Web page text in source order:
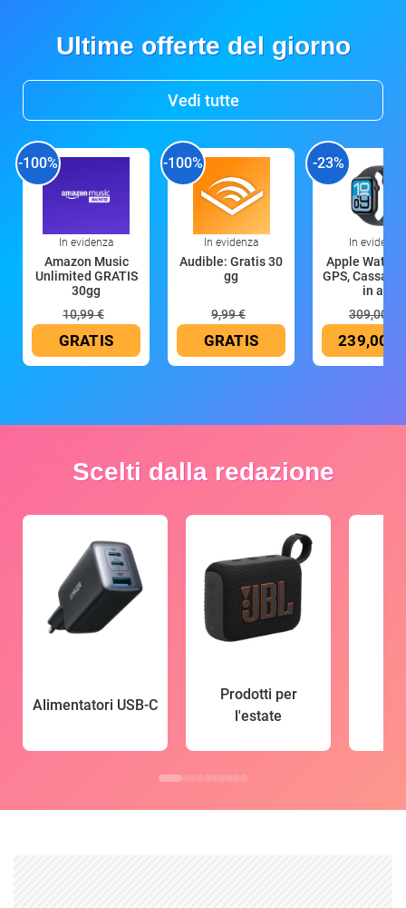
Ultime offerte del giorno
Vedi tutte
-100%
In evidenza
Amazon Music
Unlimited GRATIS
30gg
10,99 €
GRATIS
-100%
In evidenza
Audible: Gratis 30
gg
9,99 €
GRATIS
-23%
In evidenza
Apple Watch
GPS, Cassa
in all
309,00 €
239,00 €
Scelti dalla redazione
Alimentatori USB-C
Prodotti per
l'estate